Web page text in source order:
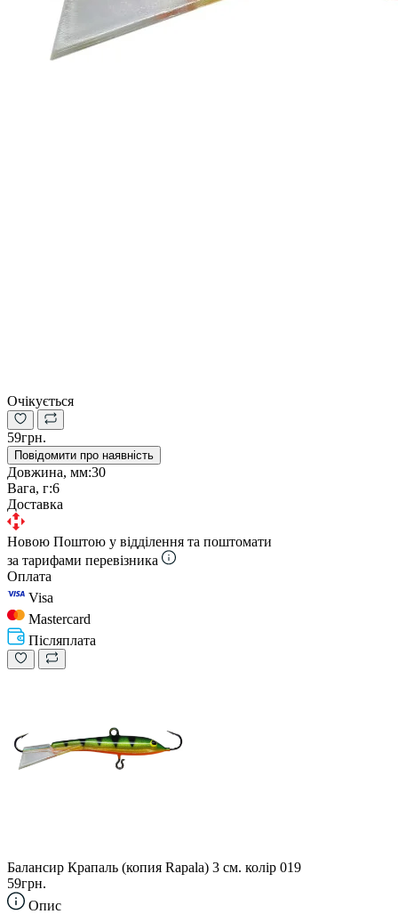
Очікується
59грн.
Повідомити про наявність
Довжина, мм:30
Вага, г:6
Доставка
Новою Поштою у відділення та поштомати
за тарифами перевізника
Оплата
Visa
Mastercard
Післяплата
Балансир Крапаль (копия Rapala) 3 см. колір 019
59грн.
Опис